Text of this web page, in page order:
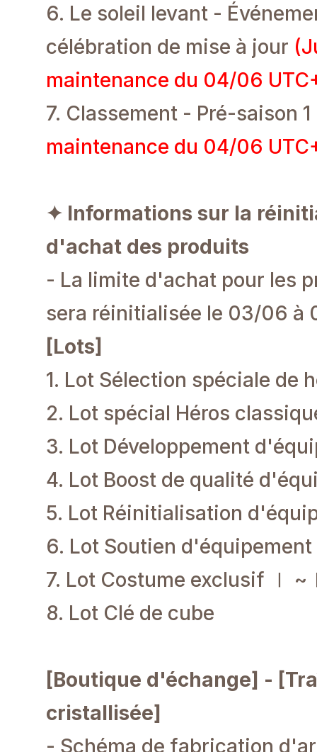
6. Le soleil levant -
célébration de mise à jour
maintenance du 04/06
7. Classement - Pré-saison 1
maintenance du 04/06
✦ Informations sur la
d'achat des produits
- La limite d'achat pour les
sera réinitialisée le 03/06 à
[Lots]
1. Lot Sélection spéciale de
2. Lot spécial Héros
3. Lot Développement
4. Lot Boost de qualité
5. Lot Réinitialisation
6. Lot Soutien
7. Lot Costume exclusif Ⅰ
8. Lot Clé de cube
[Boutique d'échange] -
cristallisée]
- Schéma de fabrication